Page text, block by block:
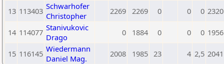
13 113403 Schwarhofer
Christopher
2269 2269 0 0 0 2320
14 114077 Stanivukovic
Drago
0 1884 0 0 0 1956
15 116145 Wiedermann
Daniel Mag.
2008 1985 23 4 2,5 2041